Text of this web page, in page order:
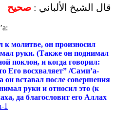
قال الشيخ الألباني : صحيح
к молитве, он произносил
руки. (Также он поднимал
поклон, и когда говорил:
Его восхваляет” /Сами’а-
он вставал после совершения
руки и относил это (к
да благословит его Аллах